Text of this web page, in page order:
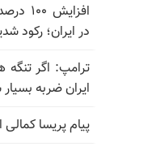
در ایران؛ رکود
ترامپ: اگر تنگه
ایران ضربه
پیام پریسا کمالی